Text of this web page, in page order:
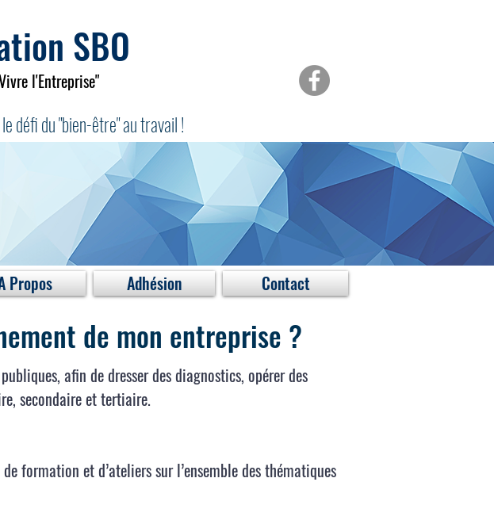
SBO
défi du "bien-être" au travail !
l'Entreprise"
Propos Adhésion Contact
de mon entreprise ?
afin de dresser des diagnostics, opérer des
secondaire et tertiaire.
formation et d’ateliers sur l’ensemble des thématiques